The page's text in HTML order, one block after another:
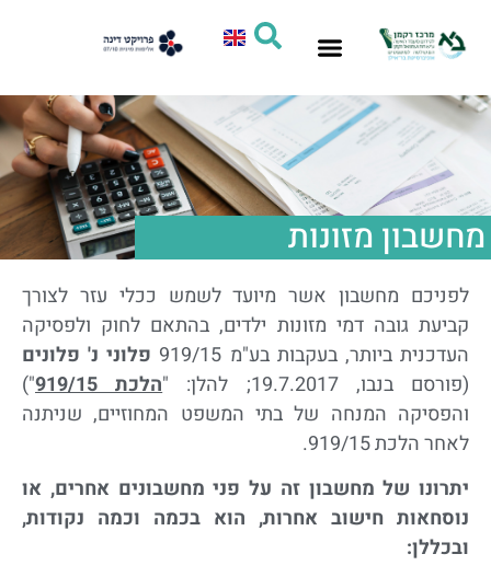
מחשבון מזונות
לפניכם מחשבון אשר מיועד לשמש ככלי עזר לצורך
קביעת גובה דמי מזונות ילדים, בהתאם לחוק ולפסיקה
העדכנית ביותר, בעקבות בע"מ 919/15
פלוני נ' פלונים
(פורסם בנבו, 19.7.2017; להלן: "
הלכת 919/15
")
והפסיקה המנחה של בתי המשפט המחוזיים, שניתנה
לאחר הלכת 919/15.
יתרונו של מחשבון זה על פני מחשבונים אחרים, או
נוסחאות חישוב אחרות, הוא בכמה וכמה נקודות,
ובכללן: